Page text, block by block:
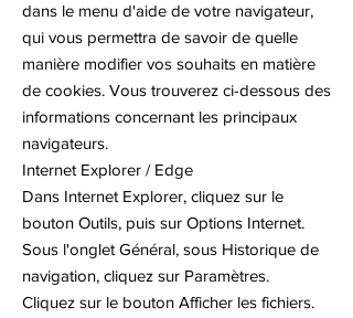
dans le menu d'aide de votre navigateur,
qui vous permettra de savoir de quelle
manière modifier vos souhaits en matière
de cookies. Vous trouverez ci-dessous des
informations concernant les principaux
navigateurs.
Internet Explorer / Edge
Dans Internet Explorer, cliquez sur le
bouton Outils, puis sur Options Internet.
Sous l'onglet Général, sous Historique de
navigation, cliquez sur Paramètres.
Cliquez sur le bouton Afficher les fichiers.